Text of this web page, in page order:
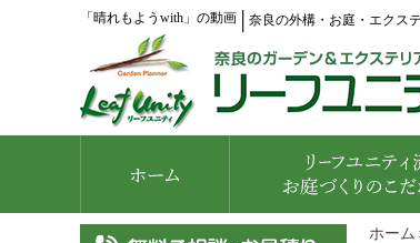
「晴れもようwith」の動画 奈良の外構・お庭・エクス
ホーム